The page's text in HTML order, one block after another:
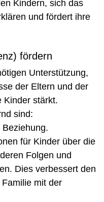
Kindern, sich das
und fördert ihre
fördern
Unterstützung,
der Eltern und der
Kinder stärkt.
sind:
für Kinder über die
Folgen und
Dies verbessert den
mit der